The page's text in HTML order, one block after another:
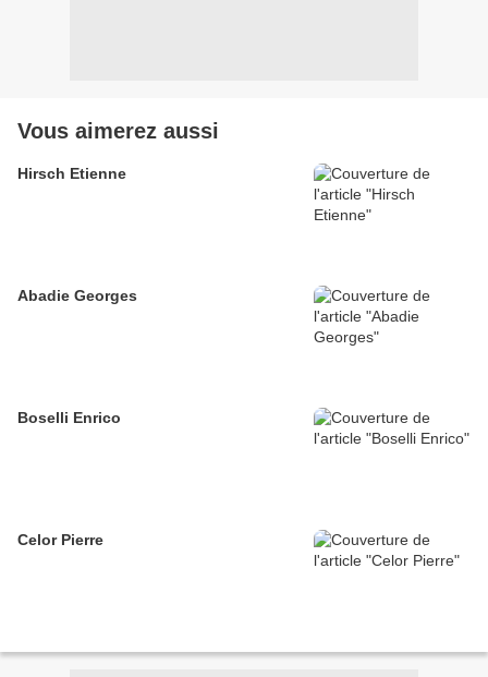
Vous aimerez aussi
Hirsch Etienne
Abadie Georges
Boselli Enrico
Celor Pierre